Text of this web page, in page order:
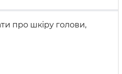
про шкіру голови,